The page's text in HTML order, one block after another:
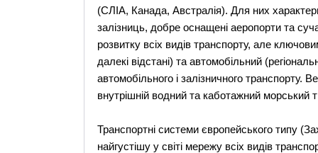
(СЛІА, Канада, Австралія). Для них
залізниць, добре оснащені аеропорти та
розвитку всіх видів транспорту, але
далекі відстані) та автомобільний
автомобільного і залізничного транспорту.
внутрішній водний та каботажний морський
Транспортні системи європейського типу
найгустішу у світі мережу всіх видів